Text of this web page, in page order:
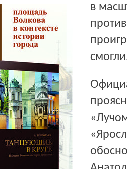
в
Официальная позиция руководства «чёрно-синих»